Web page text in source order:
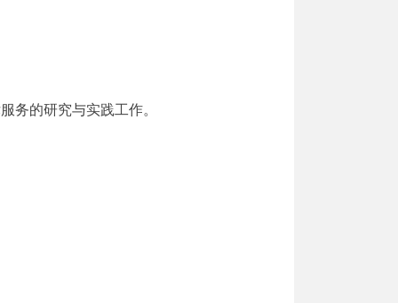
务的研究与实践工作。